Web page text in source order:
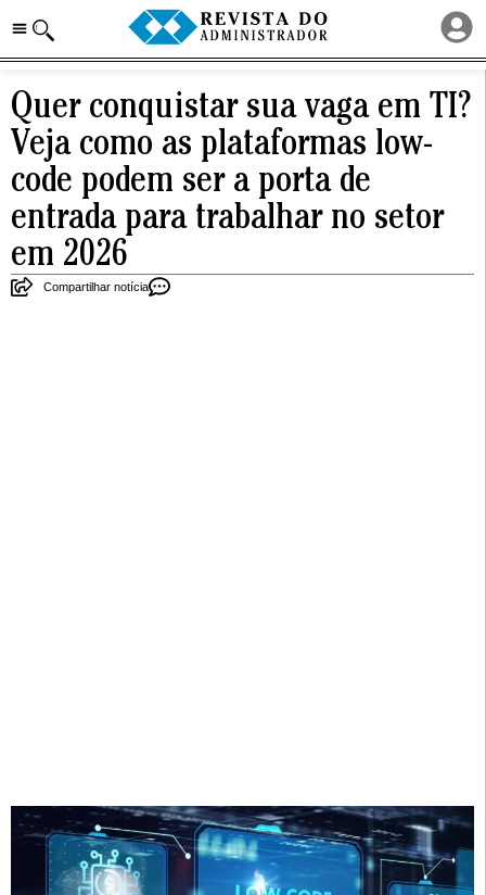
Quer conquistar sua vaga em TI?
Veja como as plataformas low-
code podem ser a porta de
entrada para trabalhar no setor
em 2026
Compartilhar notícia